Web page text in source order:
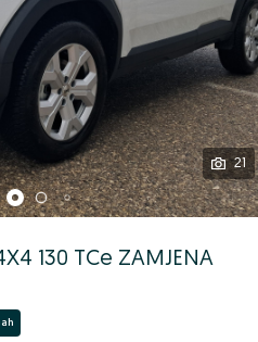
21
130 TCe ZAMJENA